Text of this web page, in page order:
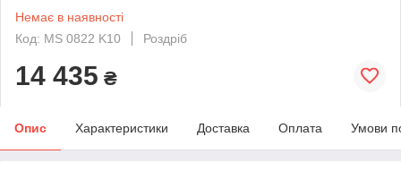
Немає в наявності
Код: MS 0822 K10
Роздріб
14 435 ₴
Опис Характеристики Доставка Оплата Умови